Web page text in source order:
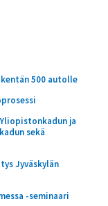
500 autolle
ja
sekä
Jyväskylän
-seminaari